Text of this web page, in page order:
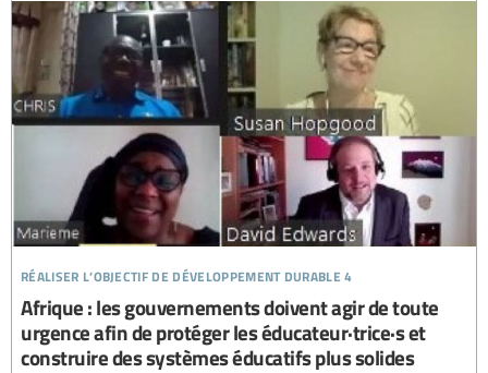
réaliser l’objectif de développement durable 4
Afrique : les gouvernements doivent agir de toute
urgence afin de protéger les éducateur·trice·s et
construire des systèmes éducatifs plus solides